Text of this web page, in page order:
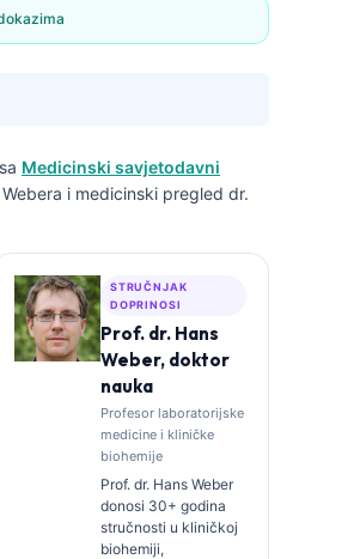
Medicinski savjetodavni
i medicinski pregled dr.
STRUČNJAK
DOPRINOSI
Prof. dr. Hans
Weber, doktor
nauka
Profesor laboratorijske
medicine i kliničke
biohemije
Prof. dr. Hans Weber
donosi 30+ godina
stručnosti u kliničkoj
biohemiji,